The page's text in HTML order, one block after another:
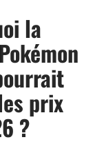
la
prix
?